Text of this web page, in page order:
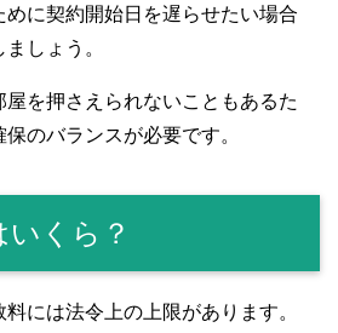
めに契約開始日を遅らせたい場合
しょう。
屋を押さえられないこともあるた
のバランスが必要です。
いくら？
には法令上の上限があります。